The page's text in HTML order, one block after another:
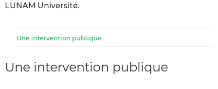
LUNAM Université.
Une intervention publique
Une intervention publique